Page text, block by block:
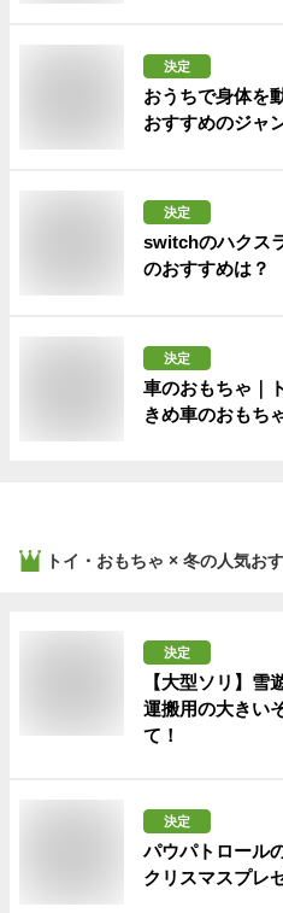
決定
おうちで身体を
おすすめのジャ
決定
switchのハクス
のおすすめは？
決定
車のおもちゃ｜
きめ車のおもち
トイ・おもちゃ × 冬の人気お
決定
【大型ソリ】雪
運搬用の大きい
て！
決定
パウパトロール
クリスマスプレ